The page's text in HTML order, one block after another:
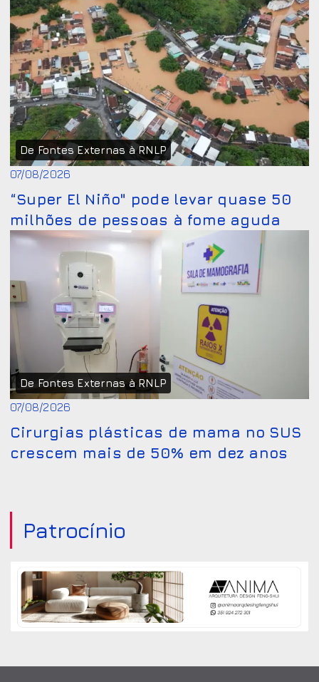
De Fontes Externas à RNLP
07/08/2026
“Super El Niño" pode levar quase 50
milhões de pessoas à fome aguda
De Fontes Externas à RNLP
07/08/2026
Cirurgias plásticas de mama no SUS
crescem mais de 50% em dez anos
Patrocínio